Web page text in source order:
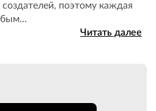
поэтому каждая
Читать далее